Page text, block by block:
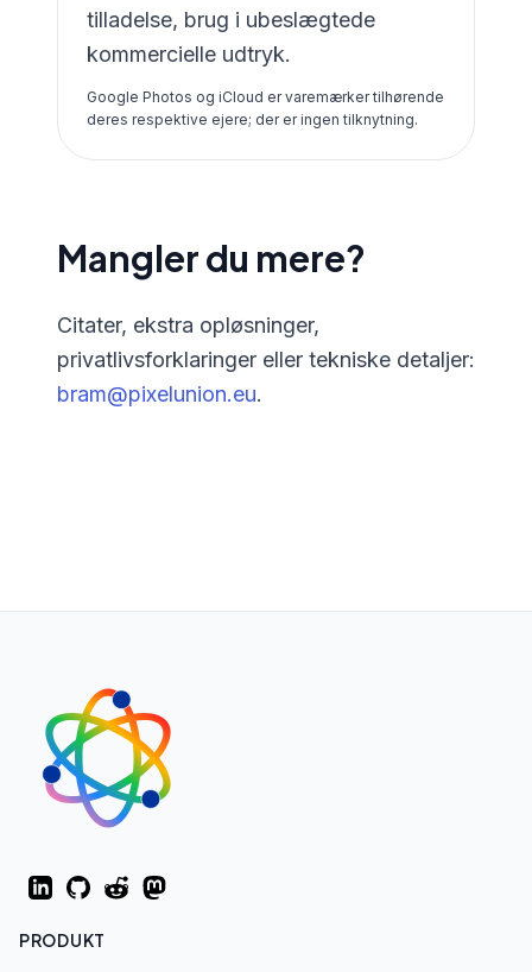
tilladelse, brug i ubeslægtede
kommercielle udtryk.
Google Photos og iCloud er varemærker tilhørende
deres respektive ejere; der er ingen tilknytning.
Mangler du mere?
Citater, ekstra opløsninger,
privatlivsforklaringer eller tekniske detaljer:
bram@pixelunion.eu.
LinkedInGitHubRedditMastodon
PRODUKT